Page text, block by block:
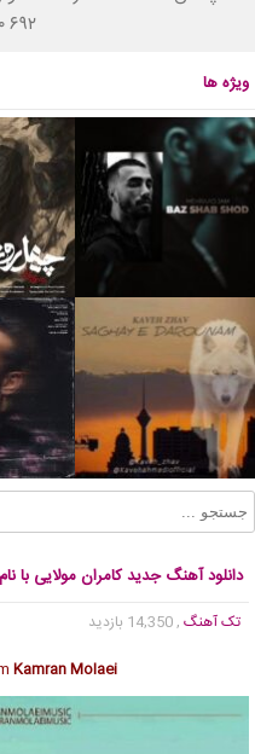
ویژه ها
دانلود آهنگ جدید کامران مولایی با
تک آهنگ , 14,350 بازدید
Kamran Molaei